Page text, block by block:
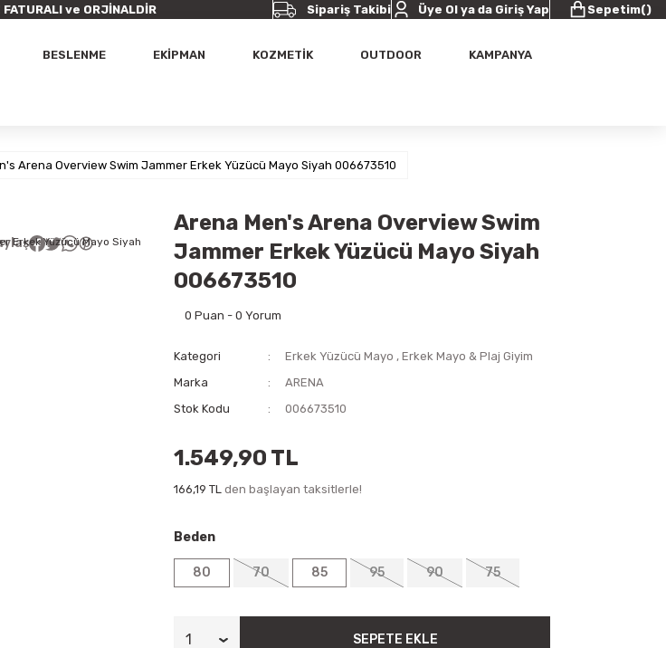
ve ORJİNALDİR Sipariş Takibi Üye Ol ya da Giriş Yap Sepetim()
BESLENME EKİPMAN KOZMETİK OUTDOOR KAMPANYA
Arena Overview Swim Jammer Erkek Yüzücü Mayo Siyah 006673510
Arena Men's Arena Overview Swim
Jammer Erkek Yüzücü Mayo Siyah
006673510
0 Puan - 0 Yorum
Kategori Erkek Yüzücü Mayo , Erkek Mayo & Plaj Giyim
Marka
ARENA
Stok Kodu
006673510
1.549,90 TL
166,19 TL den başlayan taksitlerle!
Beden
80 70 85 95 90 75
SEPETE EKLE